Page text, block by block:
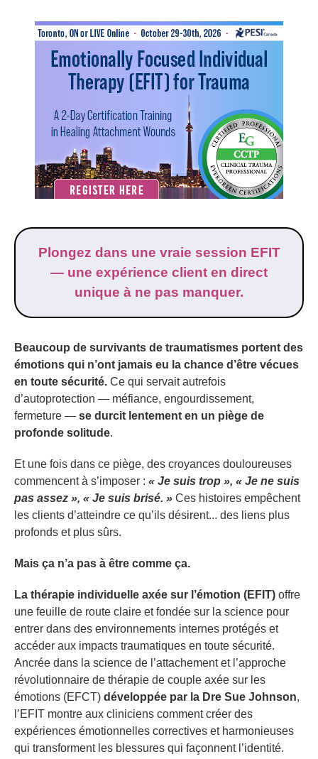
Thérapie individuelle axée sur les émotions (EFIT)
Plongez dans une vraie session EFIT
— une expérience client en direct
unique à ne pas manquer.
Beaucoup de survivants de traumatismes portent des
émotions qui n’ont jamais eu la chance d’être vécues
en toute sécurité. Ce qui servait autrefois
d’autoprotection — méfiance, engourdissement,
fermeture — se durcit lentement en un piège de
profonde solitude.
Et une fois dans ce piège, des croyances douloureuses
commencent à s’imposer : « Je suis trop », « Je ne suis
pas assez », « Je suis brisé. » Ces histoires empêchent
les clients d’atteindre ce qu’ils désirent... des liens plus
profonds et plus sûrs.
Mais ça n’a pas à être comme ça.
La thérapie individuelle axée sur l’émotion (EFIT) offre
une feuille de route claire et fondée sur la science pour
entrer dans des environnements internes protégés et
accéder aux impacts traumatiques en toute sécurité.
Ancrée dans la science de l’attachement et l’approche
révolutionnaire de thérapie de couple axée sur les
émotions (EFCT) développée par la Dre Sue Johnson,
l’EFIT montre aux cliniciens comment créer des
expériences émotionnelles correctives et harmonieuses
qui transforment les blessures qui façonnent l’identité.